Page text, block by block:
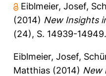
Eiblmeier, Josef,
(2014) New Insights
(24), S. 14939-14949.
Eiblmeier, Josef,
Matthias (2014) New